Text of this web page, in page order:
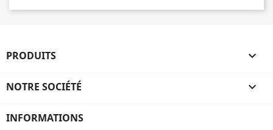
PRODUITS 
NOTRE SOCIÉTÉ 
INFORMATIONS